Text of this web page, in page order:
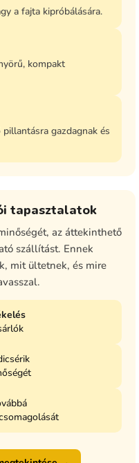
a fajta kipróbálására.
kompakt
gazdagnak és
tapasztalatok
az áttekinthető
szállítást. Ennek
mit ültetnek, és mire